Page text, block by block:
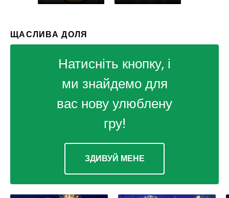
ЩАСЛИВА ДОЛЯ
Натисніть кнопку, і
ми знайдемо для
вас нову улюблену
гру!
ЗДИВУЙ МЕНЕ